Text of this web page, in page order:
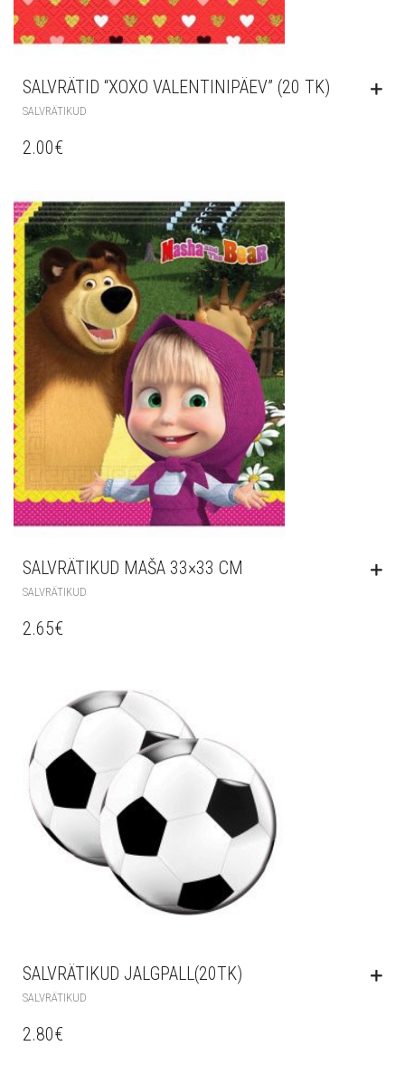
SALVRÄTID “XOXO VALENTINIPÄEV” (20 TK)
SALVRÄTIKUD
2.00€
SALVRÄTIKUD MAŠA 33×33 CM
SALVRÄTIKUD
2.65€
SALVRÄTIKUD JALGPALL(20TK)
SALVRÄTIKUD
2.80€